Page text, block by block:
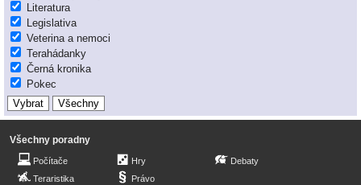
Literatura
Legislativa
Veterina a nemoci
Terahádanky
Černá kronika
Pokec
Všechny poradny
Počítače
Teraristika
Hry
Právo
Debaty